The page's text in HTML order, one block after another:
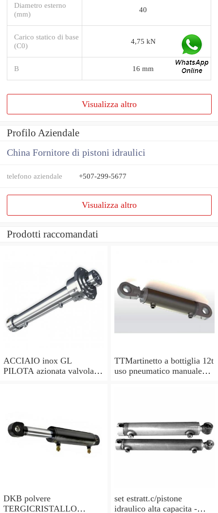
Diametro esterno
(mm)
40
Carico statico di base
(C0)
4,75 kN
B 16 mm
Visualizza altro
Profilo Aziendale
China Fornitore di pistoni idraulici
telefono aziendale +507-299-5677
Visualizza altro
Prodotti raccomandati
ACCIAIO inox GL
PILOTA azionata valvola di
TTMartinetto a bottiglia 12t
uso pneumatico manuale
DKB polvere
TERGICRISTALLO
set estratt.c/pistone
idraulico alta capacita -